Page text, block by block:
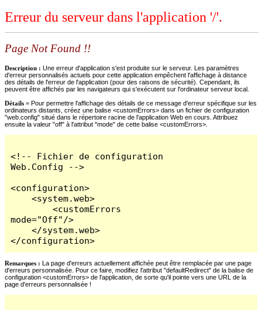
Erreur du serveur dans l'application '/'.
Page Not Found !!
Description : Une erreur d'application s'est produite sur le serveur. Les paramètres
d'erreur personnalisés actuels pour cette application empêchent l'affichage à distance
des détails de l'erreur de l'application (pour des raisons de sécurité). Cependant, ils
peuvent être affichés par les navigateurs qui s'exécutent sur l'ordinateur serveur local.
Détails = Pour permettre l'affichage des détails de ce message d'erreur spécifique sur les
ordinateurs distants, créez une balise <customErrors> dans un fichier de configuration
"web.config" situé dans le répertoire racine de l'application Web en cours. Attribuez
ensuite la valeur "off" à l'attribut "mode" de cette balise <customErrors>.
<!-- Fichier de configuration
Web.Config -->
<configuration>
    <system.web>
        <customErrors
mode="Off"/>
    </system.web>
</configuration>
Remarques : La page d'erreurs actuellement affichée peut être remplacée par une page
d'erreurs personnalisée. Pour ce faire, modifiez l'attribut "defaultRedirect" de la balise de
configuration <customErrors> de l'application, de sorte qu'il pointe vers une URL de la
page d'erreurs personnalisée !